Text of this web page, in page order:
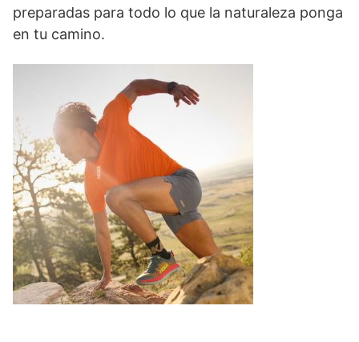
preparadas para todo lo que la naturaleza ponga
en tu camino.